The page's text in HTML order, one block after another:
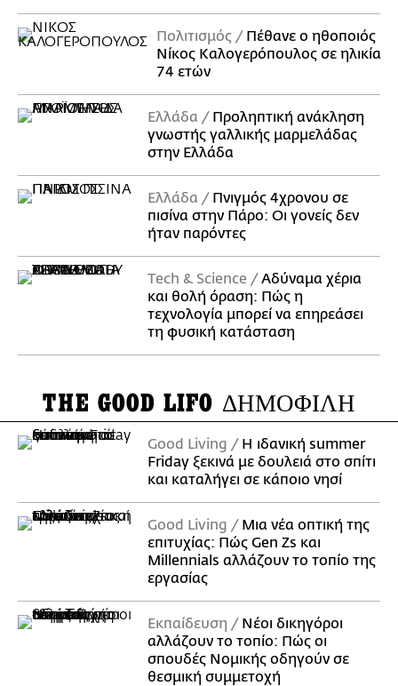
Πολιτισμός
Πέθανε ο ηθοποιός
Νίκος Καλογερόπουλος σε ηλικία
74 ετών
Ελλάδα
Προληπτική ανάκληση
γνωστής γαλλικής μαρμελάδας
στην Ελλάδα
Ελλάδα
Πνιγμός 4χρονου σε
πισίνα στην Πάρο: Οι γονείς δεν
ήταν παρόντες
Τech & Science
Αδύναμα χέρια
και θολή όραση: Πώς η
τεχνολογία μπορεί να επηρεάσει
τη φυσική κατάσταση
THE GOOD LIFO ΔΗΜΟΦΙΛΗ
Good Living
Η ιδανική summer
Friday ξεκινά με δουλειά στο σπίτι
και καταλήγει σε κάποιο νησί
Good Living
Μια νέα οπτική της
επιτυχίας: Πώς Gen Zs και
Millennials αλλάζουν το τοπίο της
εργασίας
Εκπαίδευση
Νέοι δικηγόροι
αλλάζουν το τοπίο: Πώς οι
σπουδές Νομικής οδηγούν σε
θεσμική συμμετοχή